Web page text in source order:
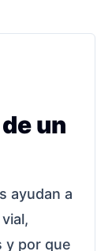
un
ayudan a
y por que